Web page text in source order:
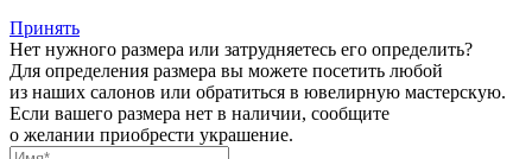
Принять
Нет нужного размера или затрудняетесь его определить?
Для определения размера вы можете посетить любой
из наших салонов или обратиться в ювелирную мастерскую.
Если вашего размера нет в наличии, сообщите
о желании приобрести украшение.